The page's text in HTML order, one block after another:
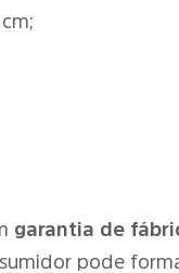
garantia de
pode